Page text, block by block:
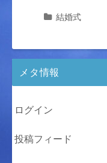
結婚式
メタ情報
ログイン
投稿フィード